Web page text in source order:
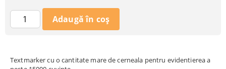
Textmarker cu o cantitate mare de cerneala pentru evidentierea a